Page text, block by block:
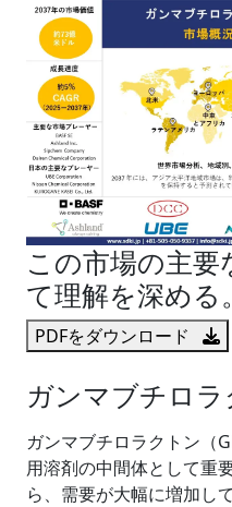
この市場の主
て理解を深める。
PDFをダウンロード
ガンマブチロ
ガンマブチロラクトン（
用溶剤の中間体として重
ら、需要が大幅に増加し